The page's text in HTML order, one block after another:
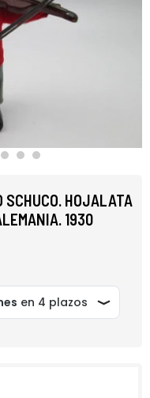
SCHUCO. HOJALATA
1930